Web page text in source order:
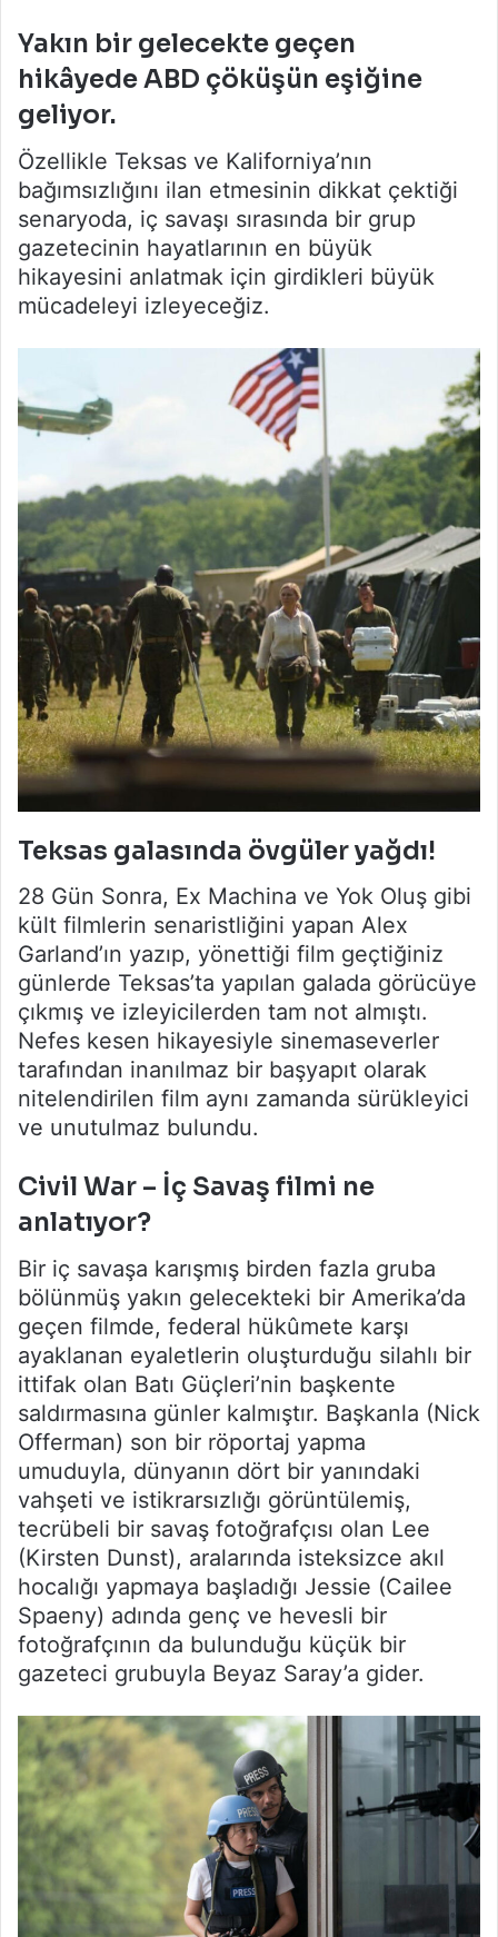
Yakın bir gelecekte geçen
hikâyede ABD çöküşün eşiğine
geliyor.
Özellikle Teksas ve Kaliforniya’nın
bağımsızlığını ilan etmesinin dikkat çektiği
senaryoda, iç savaşı sırasında bir grup
gazetecinin hayatlarının en büyük
hikayesini anlatmak için girdikleri büyük
mücadeleyi izleyeceğiz.
Teksas galasında övgüler yağdı!
28 Gün Sonra, Ex Machina ve Yok Oluş gibi
kült filmlerin senaristliğini yapan Alex
Garland’ın yazıp, yönettiği film geçtiğiniz
günlerde Teksas’ta yapılan galada görücüye
çıkmış ve izleyicilerden tam not almıştı.
Nefes kesen hikayesiyle sinemaseverler
tarafından inanılmaz bir başyapıt olarak
nitelendirilen film aynı zamanda sürükleyici
ve unutulmaz bulundu.
Civil War – İç Savaş filmi ne
anlatıyor?
Bir iç savaşa karışmış birden fazla gruba
bölünmüş yakın gelecekteki bir Amerika’da
geçen filmde, federal hükûmete karşı
ayaklanan eyaletlerin oluşturduğu silahlı bir
ittifak olan Batı Güçleri’nin başkente
saldırmasına günler kalmıştır. Başkanla (Nick
Offerman) son bir röportaj yapma
umuduyla, dünyanın dört bir yanındaki
vahşeti ve istikrarsızlığı görüntülemiş,
tecrübeli bir savaş fotoğrafçısı olan Lee
(Kirsten Dunst), aralarında isteksizce akıl
hocalığı yapmaya başladığı Jessie (Cailee
Spaeny) adında genç ve hevesli bir
fotoğrafçının da bulunduğu küçük bir
gazeteci grubuyla Beyaz Saray’a gider.